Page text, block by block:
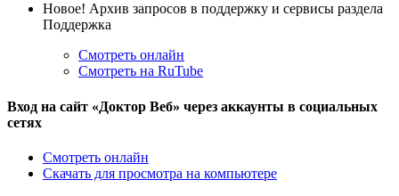
Новое! Архив запросов в поддержку и сервисы раздела
Поддержка
Смотреть онлайн
Смотреть на RuTube
Вход на сайт «Доктор Веб» через аккаунты в социальных
сетях
Смотреть онлайн
Скачать для просмотра на компьютере